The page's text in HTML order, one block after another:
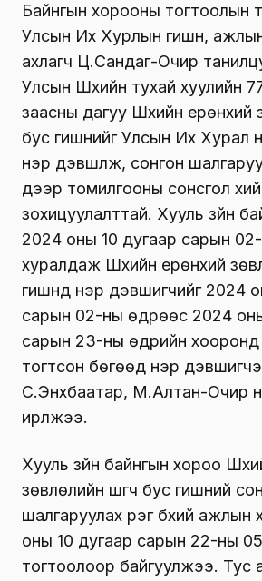
Байнгын хорооны тогтоолын
Улсын Их Хурлын гишүүн,
ахлагч Ц.Сандаг-Очир
Улсын Шүүхийн тухай хуулийн
заасны дагуу Шүүхийн ерөнхий
бус гишүүнийг Улсын Их Хурал
нэр дэвшүүлж, сонгон
дээр томилгооны сонсгол
зохицуулалттай. Хууль зүйн
2024 оны 10 дугаар сарын
хуралдаж Шүүхийн ерөнхий
гишүүнд нэр дэвшигчийг 2024
сарын 02-ны өдрөөс 2024
сарын 23-ны өдрийн хооронд
тогтсон бөгөөд нэр
С.Энхбаатар, М.Алтан-Очир
ирүүлжээ.
Хууль зүйн байнгын хороо
зөвлөлийн шүүгч бус гишүүний
шалгаруулах үүрэг бүхий ажлын
оны 10 дугаар сарын 22-ны
тогтоолоор байгуулжээ. Тус